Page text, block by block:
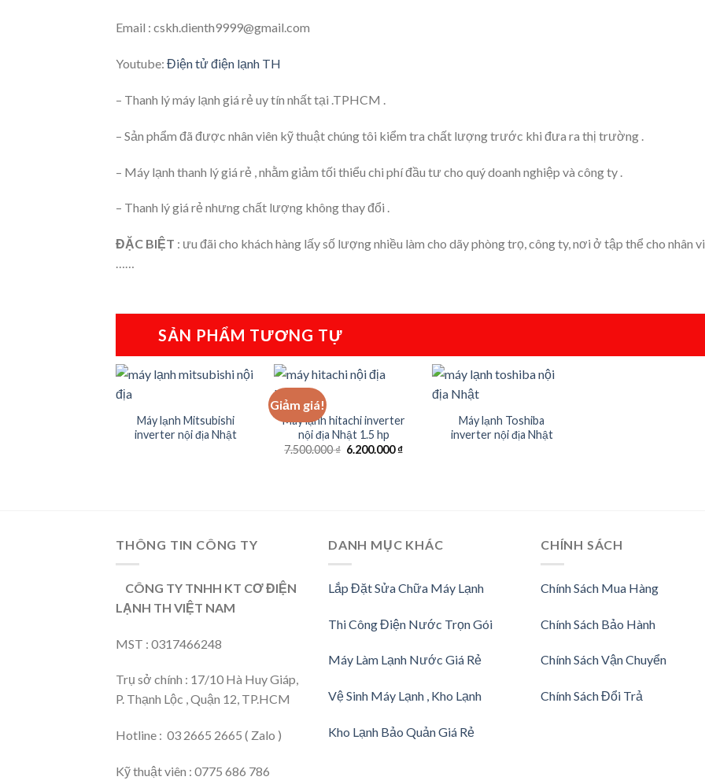
Email : cskh.dienth9999@gmail.com
Youtube: Điện tử điện lạnh TH
– Thanh lý máy lạnh giá rẻ uy tín nhất tại .TPHCM .
– Sản phẩm đã được nhân viên kỹ thuật chúng tôi kiểm tra chất lượng trước khi đưa ra thị trường .
– Máy lạnh thanh lý giá rẻ , nhằm giảm tối thiểu chi phí đầu tư cho quý doanh nghiệp và công ty .
– Thanh lý giá rẻ nhưng chất lượng không thay đổi .
ĐẶC BIỆT : ưu đãi cho khách hàng lấy số lượng nhiều làm cho dãy phòng trọ, công ty, nơi ở tập thể cho nhân
……
SẢN PHẨM TƯƠNG TỰ
Máy lạnh Mitsubishi
inverter nội địa Nhật
Giảm giá!
+
Máy lạnh hitachi inverter
nội địa Nhật 1.5 hp
7.500.000₫ Giá
6.200.000₫Giá
+
Máy lạnh Toshiba
inverter nội địa Nhật
THÔNG TIN CÔNG TY
CÔNG TY TNHH KT CƠ ĐIỆN
LẠNH TH VIỆT NAM
MST : 0317466248
Trụ sở chính : 17/10 Hà Huy Giáp,
P. Thạnh Lộc , Quận 12, TP.HCM
Hotline : 03 2665 2665 ( Zalo )
Kỹ thuật viên : 0775 686 786
DANH MỤC KHÁC
Lắp Đặt Sửa Chữa Máy Lạnh
Thi Công Điện Nước Trọn Gói
Máy Làm Lạnh Nước Giá Rẻ
Vệ Sinh Máy Lạnh , Kho Lạnh
Kho Lạnh Bảo Quản Giá Rẻ
CHÍNH SÁCH
Chính Sách Mua Hàng
Chính Sách Bảo Hành
Chính Sách Vận Chuyển
Chính Sách Đổi Trả